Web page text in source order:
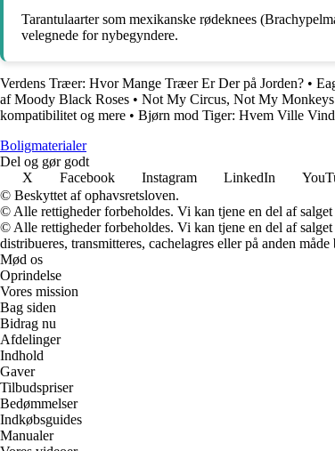
Tarantulaarter som mexikanske rødeknees
velegnede for nybegyndere.
Verdens Træer: Hvor Mange Træer Er Der på Jorden? •
af Moody Black Roses • Not My Circus, Not My
kompatibilitet og mere • Bjørn mod Tiger: Hvem Ville
Boligmaterialer
Del og gør godt
X
Facebook Instagram LinkedIn
© Beskyttet af ophavsretsloven.
© Alle rettigheder forbeholdes. Vi kan tjene en del af
© Alle rettigheder forbeholdes. Vi kan tjene en del af
distribueres, transmitteres, cachelagres eller på anden
Mød os
Oprindelse
Vores mission
Bag siden
Bidrag nu
Afdelinger
Indhold
Gaver
Tilbudspriser
Bedømmelser
Indkøbsguides
Manualer